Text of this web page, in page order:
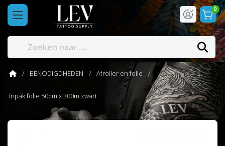
0
BENODIGDHEDEN Afroller en folie
Inpak folie 50cm x 300m zwart